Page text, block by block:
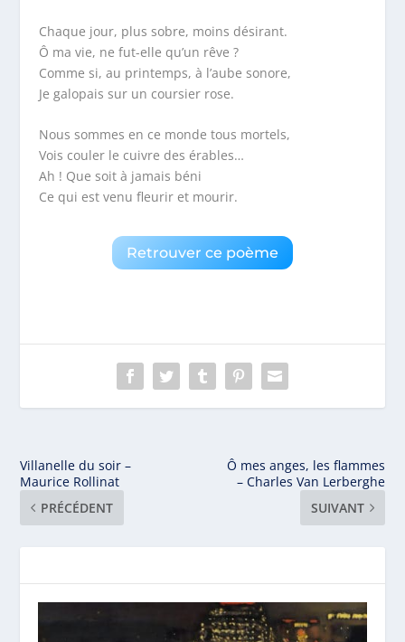
Chaque jour, plus sobre, moins désirant.
Ô ma vie, ne fut-elle qu’un rêve ?
Comme si, au printemps, à l’aube sonore,
Je galopais sur un coursier rose.
Nous sommes en ce monde tous mortels,
Vois couler le cuivre des érables…
Ah ! Que soit à jamais béni
Ce qui est venu fleurir et mourir.
Retrouver ce poème
Villanelle du soir –
Maurice Rollinat
PRÉCÉDENT
Ô mes anges, les flammes
– Charles Van Lerberghe
SUIVANT